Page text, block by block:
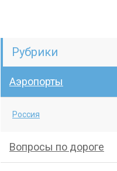
Рубрики
Аэропорты
Россия
Вопросы по дороге